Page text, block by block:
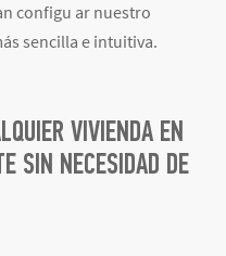
configu ar nuestro
sencilla e intuitiva.
VIVIENDA EN
SIN NECESIDAD DE